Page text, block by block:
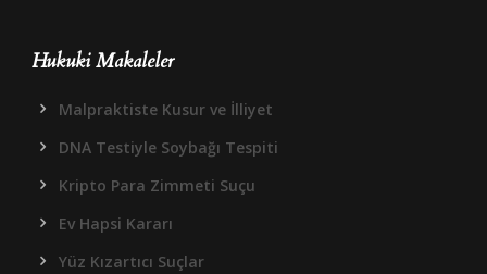
Hukuki Makaleler
Malpraktiste Kusur ve İlliyet
DNA Testiyle Soybağı Tespiti
Kripto Para Zimmeti Suçu
Ev Hapsi Kararı
Yüz Kızartıcı Suçlar